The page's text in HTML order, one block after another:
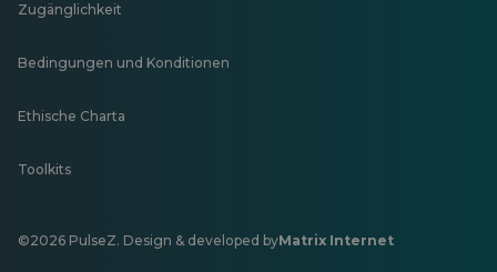
Zugänglichkeit
Bedingungen und Konditionen
Ethische Charta
Toolkits
©2026 PulseZ. Design & developed byMatrix Internet
Öffnet